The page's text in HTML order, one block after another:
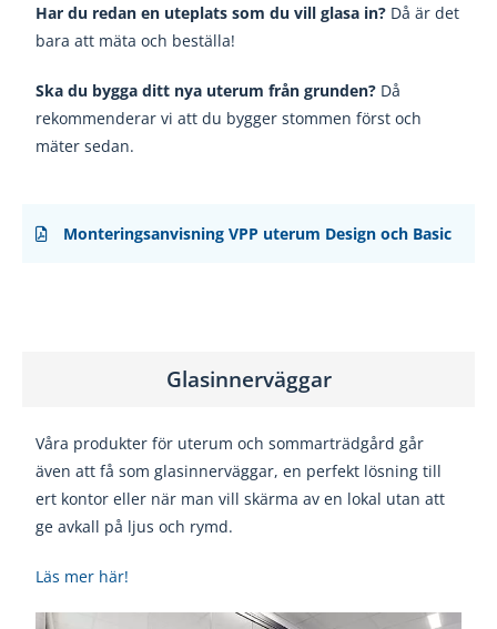
Har du redan en uteplats som du vill glasa in? Då är det
bara att mäta och beställa!
Ska du bygga ditt nya uterum från grunden? Då
rekommenderar vi att du bygger stommen först och
mäter sedan.
Monteringsanvisning VPP uterum Design och Basic
Glasinnerväggar
Våra produkter för uterum och sommarträdgård går
även att få som glasinnerväggar, en perfekt lösning till
ert kontor eller när man vill skärma av en lokal utan att
ge avkall på ljus och rymd.
Läs mer här!